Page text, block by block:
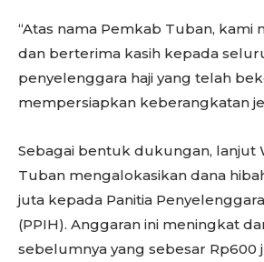
“Atas nama Pemkab Tuban, kami
dan berterima kasih kepada
penyelenggara haji yang telah
mempersiapkan keberangkatan
Sebagai bentuk dukungan, lanjut
Tuban mengalokasikan dana
juta kepada Panitia
(PPIH). Anggaran ini meningkat
sebelumnya yang sebesar Rp600